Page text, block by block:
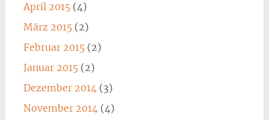
April 2015(4)
März 2015(2)
Februar 2015(2)
Januar 2015(2)
Dezember 2014(3)
November 2014(4)